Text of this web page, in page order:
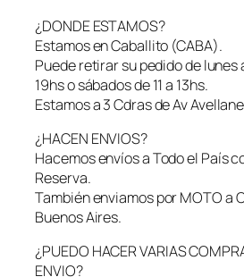
n
a
c
o
n
V
i
b
r
a
i
o
¿DONDE ESTAMOS?
Estamos en Caballito (CABA).
Puede retirar su pedido de lunes
19hs o sábados de 11 a 13hs.
Estamos a 3 Cdras de Av
¿HACEN ENVIOS?
Hacemos envíos a Todo el País
Reserva.
También enviamos por MOTO a
Buenos Aires.
¿PUEDO HACER VARIAS
ENVIO?